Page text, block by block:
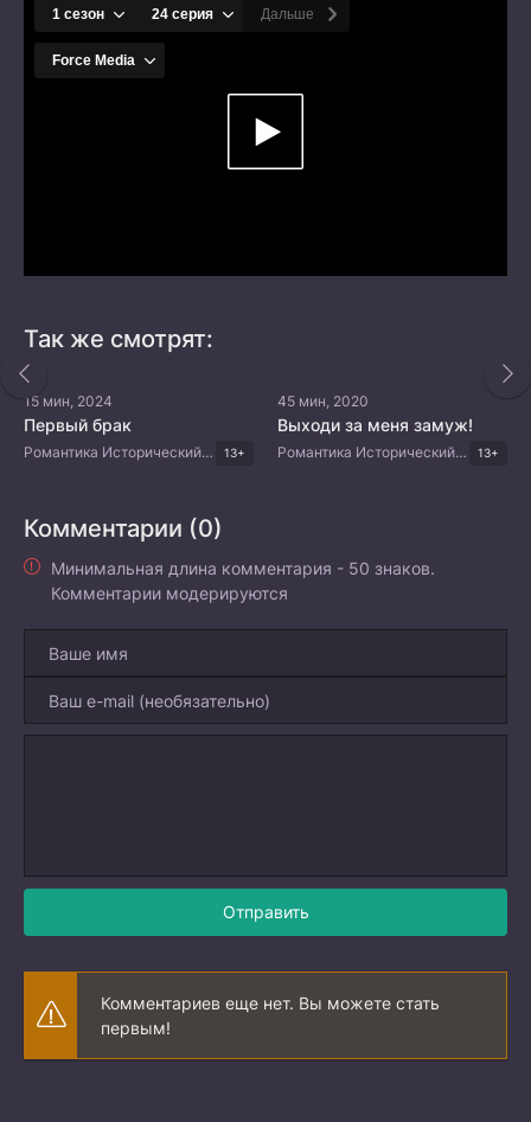
Так же смотрят:
15 мин, 2024
Первый брак
Романтика Исторический Мистика Китайские дорамы 13+
45 мин, 2020
Выходи за меня замуж!
Романтика Исторический Мистика Комедия Китайские дорамы 13+
Комментарии (0)
Минимальная длина комментария - 50 знаков.
Комментарии модерируются
Отправить
Комментариев еще нет. Вы можете стать
первым!